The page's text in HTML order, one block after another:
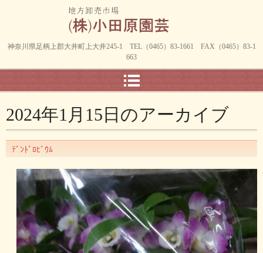
神奈川県足柄上郡大井町上大井245-1 TEL（0465）83-1661 FAX（0465）83-1
663
2024年1月15日 のアーカイブ
ﾃﾞﾝﾄﾞﾛﾋﾞｳﾑ